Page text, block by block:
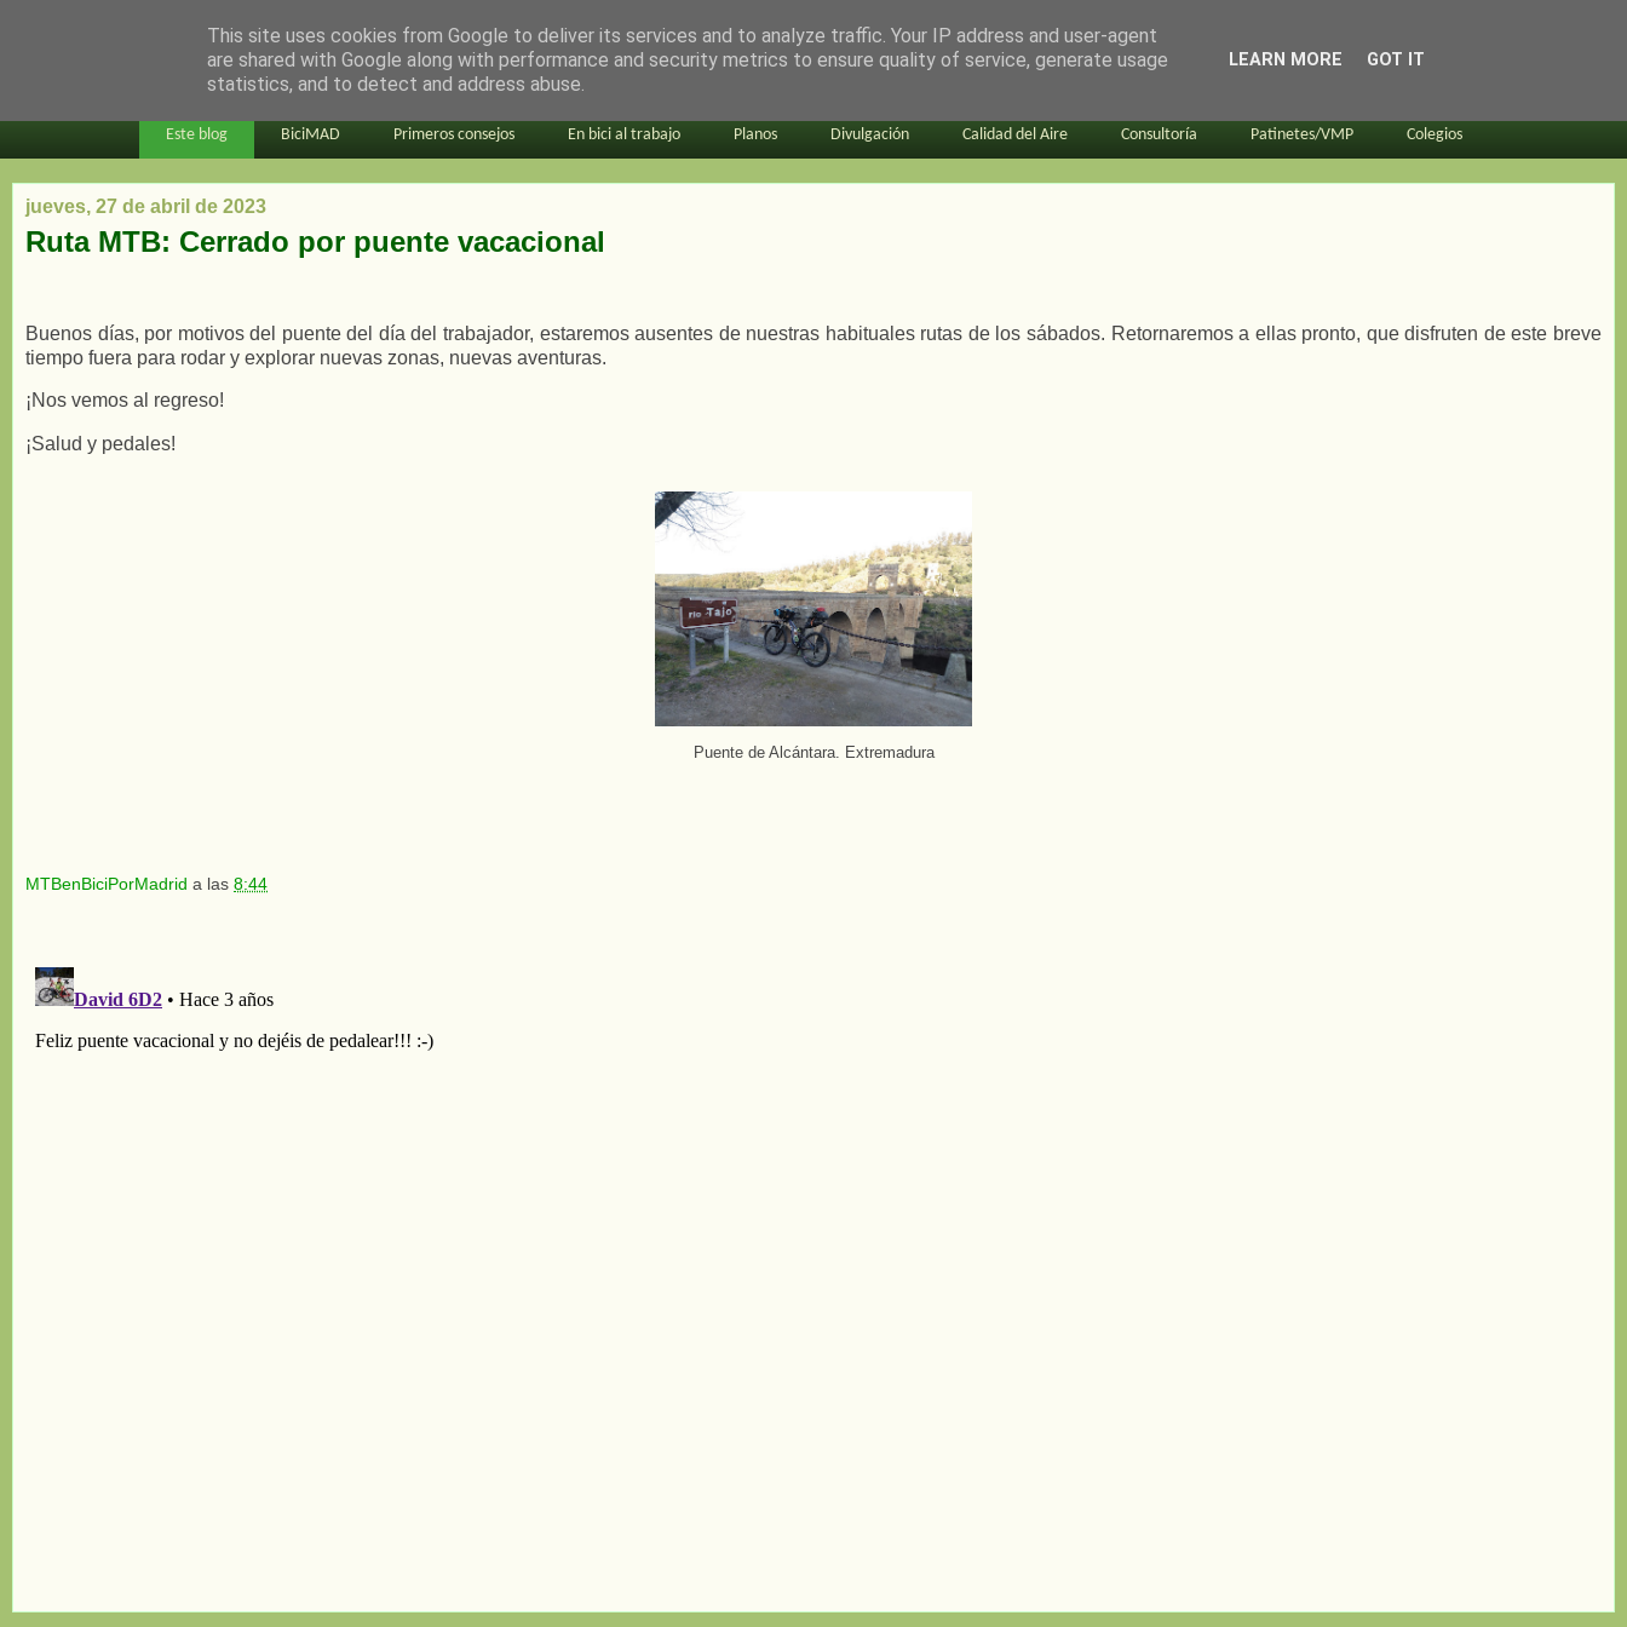
en bici por madrid
Este blog BiciMAD Primeros consejos En bici al trabajo Planos Divulgación Calidad del Aire Consultoría Patinetes/VMP Colegios
jueves, 27 de abril de 2023
Ruta MTB: Cerrado por puente vacacional
Buenos días, por motivos del puente del día del trabajador, estaremos ausentes de nuestras habituales rutas de los sábados. Retornaremos a ellas pronto, que disfruten de este breve
tiempo fuera para rodar y explorar nuevas zonas, nuevas aventuras.
¡Nos vemos al regreso!
¡Salud y pedales!
Puente de Alcántara. Extremadura
MTBenBiciPorMadrid a las 8:44
This site uses cookies from Google to deliver its services and to analyze traffic. Your IP address and user-agent
are shared with Google along with performance and security metrics to ensure quality of service, generate usage
statistics, and to detect and address abuse.
LEARN MORE GOT IT